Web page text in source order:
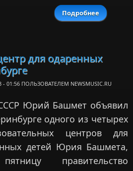
Подробнее
для одаренных
01:56 ПОЛЬЗОВАТЕЛЕМ NEWSMUSIC.RU
Юрий Башмет объявил
одного из четырех
центров для
детей Юрия Башмета,
правительство